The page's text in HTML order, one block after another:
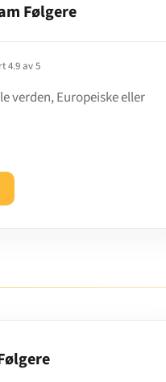
Følgere
4.9 av 5
verden, Europeiske eller